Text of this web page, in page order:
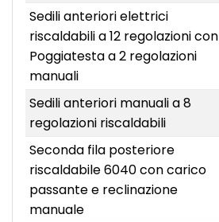
Sedili anteriori elettrici
riscaldabili a 12 regolazioni con
Poggiatesta a 2 regolazioni
manuali
Sedili anteriori manuali a 8
regolazioni riscaldabili
Seconda fila posteriore
riscaldabile 6040 con carico
passante e reclinazione
manuale